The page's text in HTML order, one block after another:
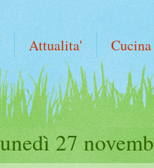
Attualita' Cucina
27